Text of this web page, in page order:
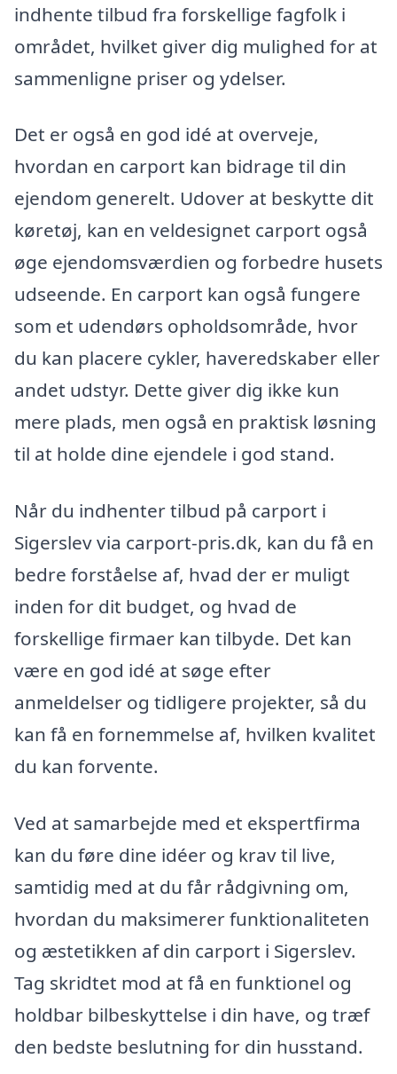
indhente tilbud fra forskellige fagfolk i
området, hvilket giver dig mulighed for at
sammenligne priser og ydelser.
Det er også en god idé at overveje,
hvordan en carport kan bidrage til din
ejendom generelt. Udover at beskytte dit
køretøj, kan en veldesignet carport også
øge ejendomsværdien og forbedre husets
udseende. En carport kan også fungere
som et udendørs opholdsområde, hvor
du kan placere cykler, haveredskaber eller
andet udstyr. Dette giver dig ikke kun
mere plads, men også en praktisk løsning
til at holde dine ejendele i god stand.
Når du indhenter tilbud på carport i
Sigerslev via carport-pris.dk, kan du få en
bedre forståelse af, hvad der er muligt
inden for dit budget, og hvad de
forskellige firmaer kan tilbyde. Det kan
være en god idé at søge efter
anmeldelser og tidligere projekter, så du
kan få en fornemmelse af, hvilken kvalitet
du kan forvente.
Ved at samarbejde med et ekspertfirma
kan du føre dine idéer og krav til live,
samtidig med at du får rådgivning om,
hvordan du maksimerer funktionaliteten
og æstetikken af din carport i Sigerslev.
Tag skridtet mod at få en funktionel og
holdbar bilbeskyttelse i din have, og træf
den bedste beslutning for din husstand.